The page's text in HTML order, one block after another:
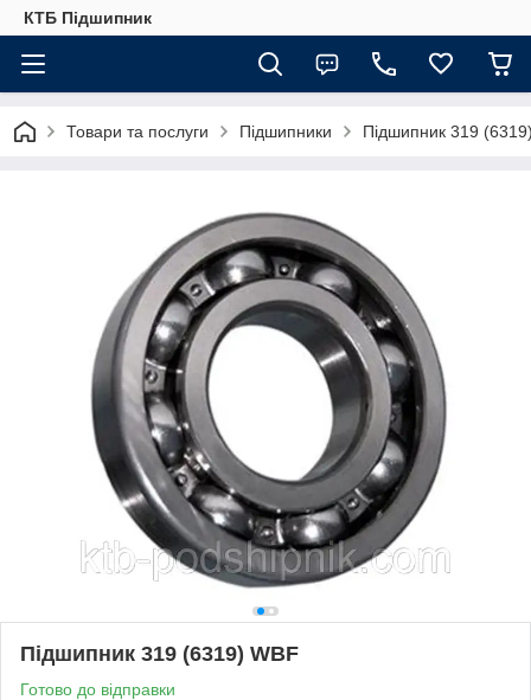
КТБ Підшипник
Товари та послуги Підшипники Підшипник 319
Підшипник 319 (6319) WBF
Готово до відправки